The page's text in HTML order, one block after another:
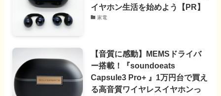
イヤホン生活を始めよう【PR】
家電
【音質に感動】MEMSドライバ
ー搭載！『soundoeats
Capsule3 Pro+ 』1万円台で買え
る高音質ワイヤレスイヤホンっ